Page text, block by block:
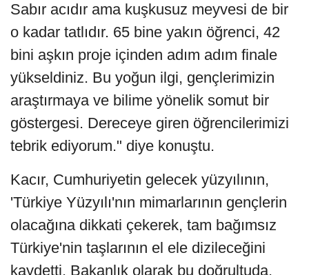
Sabır acıdır ama kuşkusuz meyvesi de bir
o kadar tatlıdır. 65 bine yakın öğrenci, 42
bini aşkın proje içinden adım adım finale
yükseldiniz. Bu yoğun ilgi, gençlerimizin
araştırmaya ve bilime yönelik somut bir
göstergesi. Dereceye giren öğrencilerimizi
tebrik ediyorum." diye konuştu.
Kacır, Cumhuriyetin gelecek yüzyılının,
'Türkiye Yüzyılı'nın mimarlarının gençlerin
olacağına dikkati çekerek, tam bağımsız
Türkiye'nin taşlarının el ele dizileceğini
kaydetti. Bakanlık olarak bu doğrultuda,